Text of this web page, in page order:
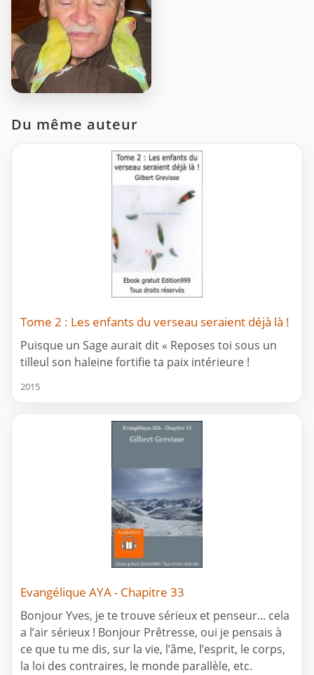
Du même auteur
Tome 2 : Les enfants du verseau seraient déjà là !
Puisque un Sage aurait dit « Reposes toi sous un
tilleul son haleine fortifie ta paix intérieure !
2015
Evangélique AYA - Chapitre 33
Bonjour Yves, je te trouve sérieux et penseur... cela
a l’air sérieux ! Bonjour Prêtresse, oui je pensais à
ce que tu me dis, sur la vie, l’âme, l’esprit, le corps,
la loi des contraires, le monde parallèle, etc.